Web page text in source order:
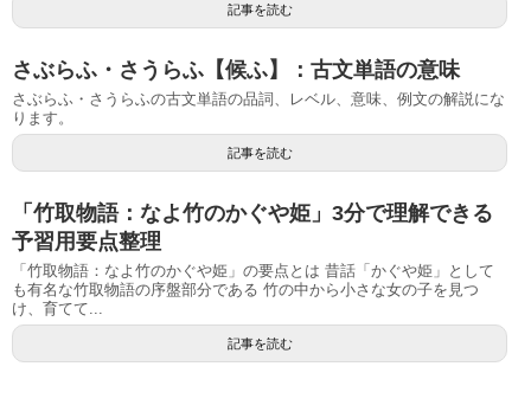
記事を読む
さぶらふ・さうらふ【候ふ】：古文単語の意味
さぶらふ・さうらふの古文単語の品詞、レベル、意味、例文の解説にな
ります。
記事を読む
「竹取物語：なよ竹のかぐや姫」3分で理解できる
予習用要点整理
「竹取物語：なよ竹のかぐや姫」の要点とは 昔話「かぐや姫」として
も有名な竹取物語の序盤部分である 竹の中から小さな女の子を見つ
け、育てて...
記事を読む